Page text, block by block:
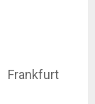
Frankfurt